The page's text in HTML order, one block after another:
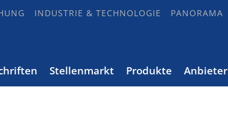
INDUSTRIE & TECHNOLOGIE PANORAMA
Stellenmarkt Produkte Anbieter